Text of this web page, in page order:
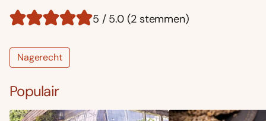
5 / 5.0 (2 stemmen)
Nagerecht
Populair